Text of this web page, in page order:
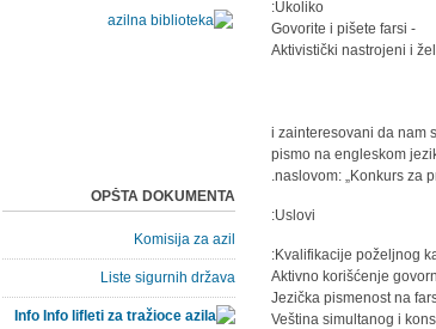
Ukoliko:
- Govorite i pišete farsi
- Spremni da radite
i zainteresovani da nam
pismo na engleskom
naslovom: „Konkurs za
Uslovi:
Kvalifikacije poželjnog
OPŠTA DOKUMENTA
Komisija za azil
Liste sigurnih država
Info